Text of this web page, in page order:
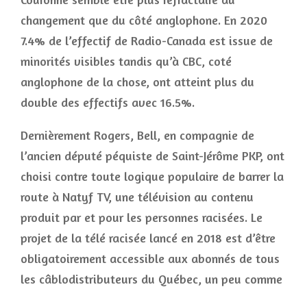
changement que du côté anglophone. En 2020
7.4% de l’effectif de Radio-Canada est issue de
minorités visibles tandis qu’à CBC, coté
anglophone de la chose, ont atteint plus du
double des effectifs avec 16.5%.
Dernièrement Rogers, Bell, en compagnie de
l’ancien député péquiste de Saint-Jérôme PKP, ont
choisi contre toute logique populaire de barrer la
route à Natyf TV, une télévision au contenu
produit par et pour les personnes racisées. Le
projet de la télé racisée lancé en 2018 est d’être
obligatoirement accessible aux abonnés de tous
les câblodistributeurs du Québec, un peu comme